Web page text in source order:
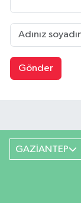
Gönder
GAZİANTEP